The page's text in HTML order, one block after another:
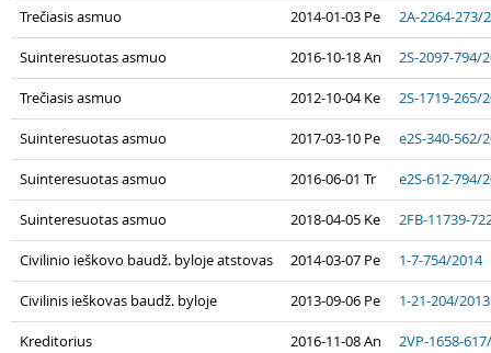
Trečiasis asmuo 2014-01-03 Pe 2A-2264-273/
Suinteresuotas asmuo 2016-10-18 An 2S-2097-794/
Trečiasis asmuo 2012-10-04 Ke 2S-1719-265/
Suinteresuotas asmuo 2017-03-10 Pe e2S-340-562/
Suinteresuotas asmuo 2016-06-01 Tr e2S-612-794/
Suinteresuotas asmuo 2018-04-05 Ke 2FB-11739-
Civilinio ieškovo baudž. byloje atstovas 2014-03-07 Pe 1-7-754/2014
Civilinis ieškovas baudž. byloje 2013-09-06 Pe 1-21-204/2013
Kreditorius 2016-11-08 An 2VP-1658-